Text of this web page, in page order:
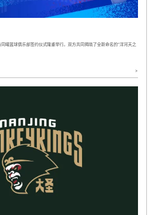
曦篮球俱乐部签约仪式隆重举行。双方共同揭晓了全新命名的“洋河天之
>